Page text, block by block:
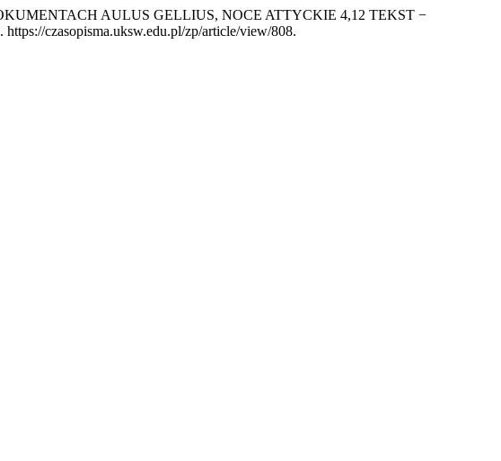
AULUS GELLIUS, NOCE ATTYCKIE 4,12 TEKST −
czasopisma.uksw.edu.pl/zp/article/view/808.